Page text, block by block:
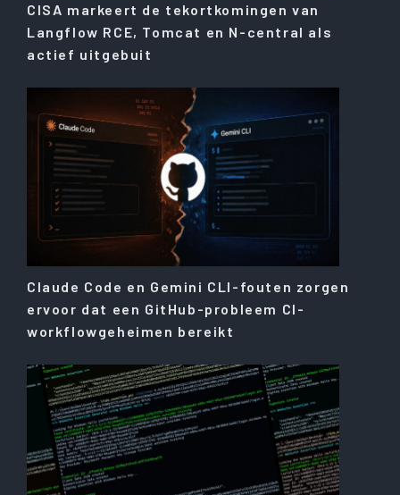
CISA markeert de tekortkomingen van
Langflow RCE, Tomcat en N-central als
actief uitgebuit
Claude Code en Gemini CLI-fouten zorgen
ervoor dat een GitHub-probleem CI-
workflowgeheimen bereikt